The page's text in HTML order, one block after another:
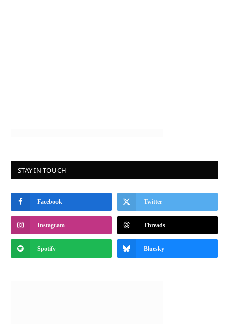
STAY IN TOUCH
Facebook Twitter
Instagram Threads
Spotify Bluesky